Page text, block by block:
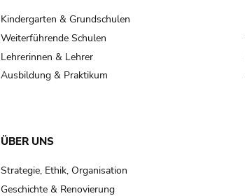
Kindergarten & Grundschulen
Weiterführende Schulen
Lehrerinnen & Lehrer
Ausbildung & Praktikum
ÜBER UNS
Strategie, Ethik, Organisation
Geschichte & Renovierung